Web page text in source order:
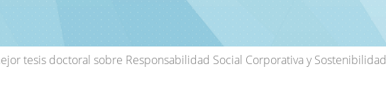
tesis doctoral sobre Responsabilidad Social Corporativa y Sostenibilidad